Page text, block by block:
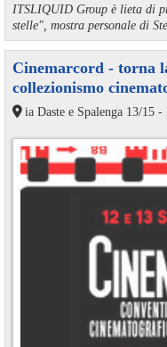
ITSLIQUID Group è lieta di
stelle", mostra personale di
Cinemarcord - torna
collezionismo
ia Daste e Spalenga 13/15